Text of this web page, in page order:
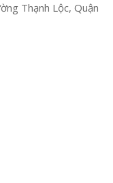
Thạnh Lộc, Quận